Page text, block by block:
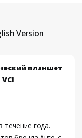
Version
планшет
течение года.